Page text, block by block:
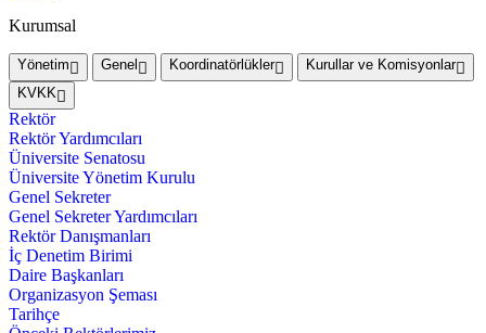
Kurumsal
Yönetim Genel Koordinatörlükler
Kurullar ve Komisyonlar
KVKK
Rektör
Rektör Yardımcıları
Üniversite Senatosu
Üniversite Yönetim Kurulu
Genel Sekreter
Genel Sekreter Yardımcıları
Rektör Danışmanları
İç Denetim Birimi
Daire Başkanları
Organizasyon Şeması
Tarihçe